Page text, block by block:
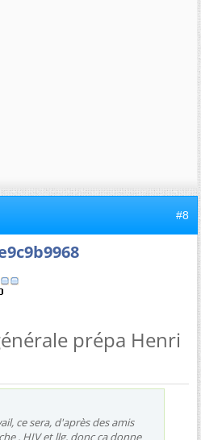
#8
prépa Henri
ce sera, d'après des amis
, HIV et llg, donc ça donne